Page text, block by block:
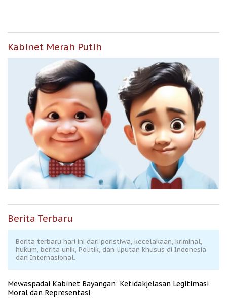
Kabinet Merah Putih
Berita Terbaru
Berita terbaru hari ini dari peristiwa, kecelakaan, kriminal,
hukum, berita unik, Politik, dan liputan khusus di Indonesia
dan Internasional.
Mewaspadai Kabinet Bayangan: Ketidakjelasan Legitimasi
Moral dan Representasi